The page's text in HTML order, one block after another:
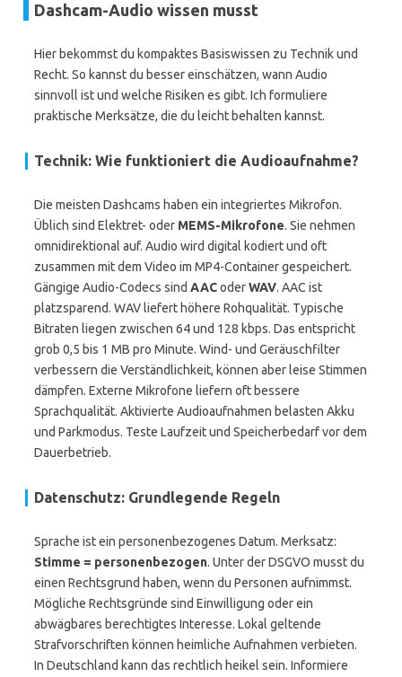
Dashcam-Audio wissen musst
Hier bekommst du kompaktes Basiswissen zu Technik und
Recht. So kannst du besser einschätzen, wann Audio
sinnvoll ist und welche Risiken es gibt. Ich formuliere
praktische Merksätze, die du leicht behalten kannst.
Technik: Wie funktioniert die Audioaufnahme?
Die meisten Dashcams haben ein integriertes Mikrofon.
Üblich sind Elektret- oder MEMS-Mikrofone. Sie nehmen
omnidirektional auf. Audio wird digital kodiert und oft
zusammen mit dem Video im MP4-Container gespeichert.
Gängige Audio-Codecs sind AACoderWAV. AAC ist
platzsparend. WAV liefert höhere Rohqualität. Typische
Bitraten liegen zwischen 64 und 128 kbps. Das entspricht
grob 0,5 bis 1 MB pro Minute. Wind- und Geräuschfilter
verbessern die Verständlichkeit, können aber leise Stimmen
dämpfen. Externe Mikrofone liefern oft bessere
Sprachqualität. Aktivierte Audioaufnahmen belasten Akku
und Parkmodus. Teste Laufzeit und Speicherbedarf vor dem
Dauerbetrieb.
Datenschutz: Grundlegende Regeln
Sprache ist ein personenbezogenes Datum. Merksatz:
Stimme = personenbezogen. Unter der DSGVO musst du
einen Rechtsgrund haben, wenn du Personen aufnimmst.
Mögliche Rechtsgründe sind Einwilligung oder ein
abwägbares berechtigtes Interesse. Lokal geltende
Strafvorschriften können heimliche Aufnahmen verbieten.
In Deutschland kann das rechtlich heikel sein. Informiere